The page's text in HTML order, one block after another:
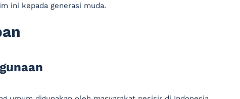
ini kepada generasi muda.